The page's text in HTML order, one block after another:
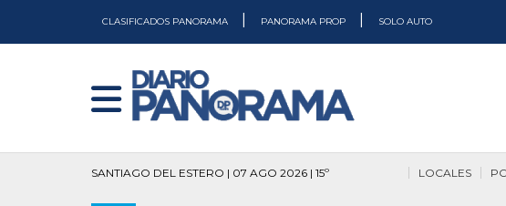
CLASIFICADOS PANORAMA PANORAMA PROP SOLO AUTO
SANTIAGO DEL ESTERO | 07 AGO 2026 | 15º LOCALES